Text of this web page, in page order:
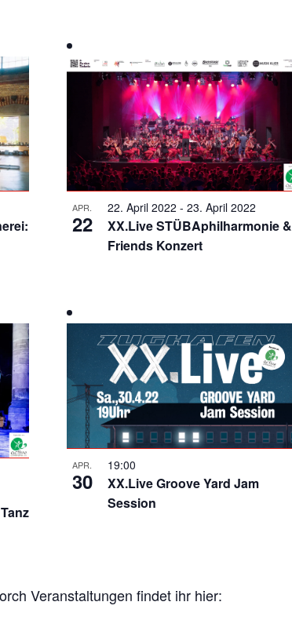
APR.
22
XX.Live STÜBAphilharmonie &
Friends Konzert
22. April 2022 - 23. April 2022
APR.
30
XX.Live Groove Yard Jam
Session
19:00
Veranstaltungen findet ihr hier: